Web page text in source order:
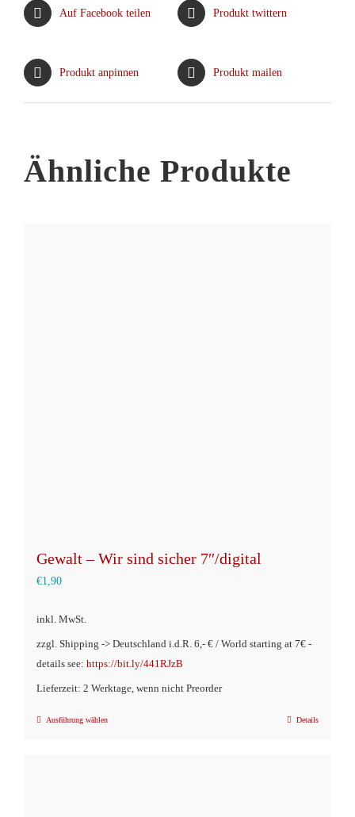
Auf Facebook teilen Produkt twittern
Produkt anpinnen Produkt mailen
Ähnliche Produkte
Gewalt – Wir sind sicher 7″/digital
€1,90
inkl. MwSt.
zzgl. Shipping -> Deutschland i.d.R. 6,- € / World starting at 7€ -
details see: https://bit.ly/441RJzB
Lieferzeit: 2 Werktage, wenn nicht Preorder
Ausführung wählenDieses
Details